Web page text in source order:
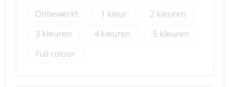
Onbewerkt
1
2
3
4
5
Full colour